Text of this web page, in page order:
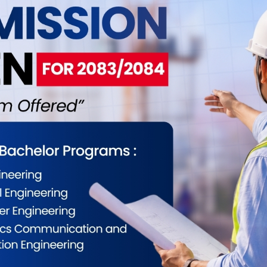
ब्यान्ड
दिने – Event
कार्पेदियममा सबिन राईको प्रस्तुती
हुने
राजु
ब्यास २०२०